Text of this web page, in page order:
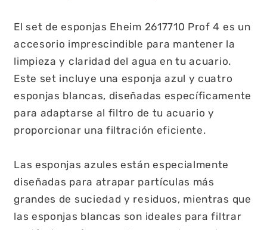
El set de esponjas Eheim 2617710 Prof 4 es un
accesorio imprescindible para mantener la
limpieza y claridad del agua en tu acuario.
Este set incluye una esponja azul y cuatro
esponjas blancas, diseñadas específicamente
para adaptarse al filtro de tu acuario y
proporcionar una filtración eficiente.
Las esponjas azules están especialmente
diseñadas para atrapar partículas más
grandes de suciedad y residuos, mientras que
las esponjas blancas son ideales para filtrar